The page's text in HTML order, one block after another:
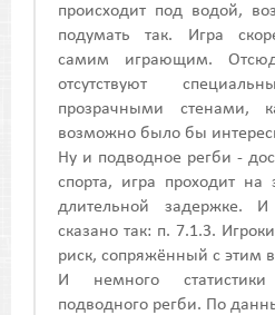
происходит под водой,
подумать так. Игра
самим играющим.
отсутствуют
прозрачными стенами,
возможно было бы
Ну и подводное регби -
спорта, игра проходит
длительной задержке.
сказано так: п. 7.1.3.
риск, сопряжённый с этим
И немного
подводного регби. По